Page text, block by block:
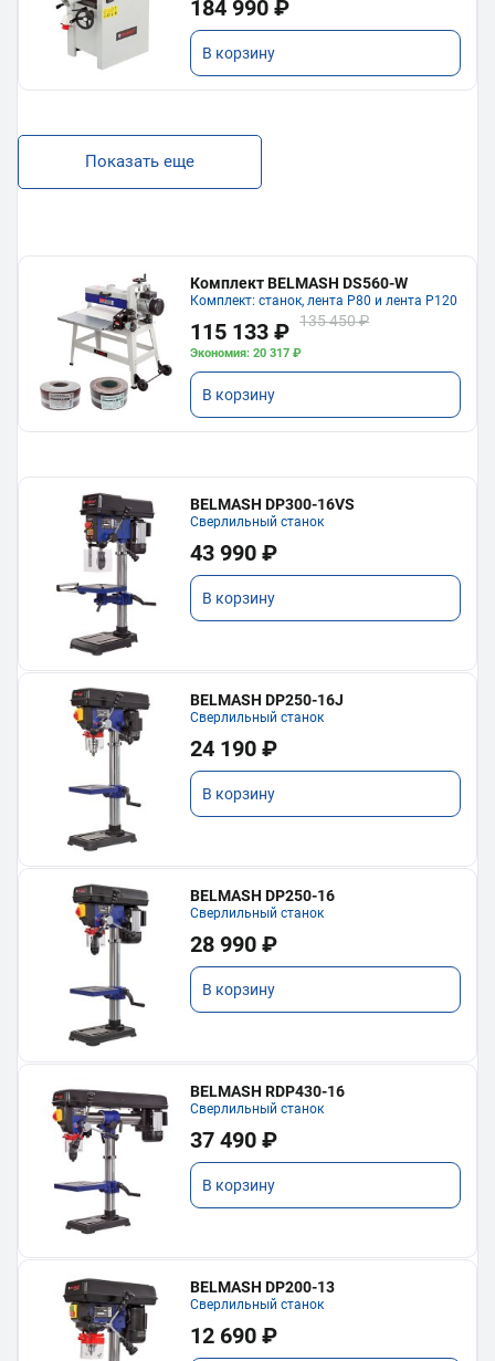
184 990 ₽
В корзину
Показать еще
Комплект BELMASH DS560-W
Комплект: станок, лента P80 и лента P120
115 133 ₽ 135 450 ₽
Экономия: 20 317 ₽
В корзину
BELMASH DP300-16VS
Сверлильный станок
43 990 ₽
В корзину
BELMASH DP250-16J
Сверлильный станок
24 190 ₽
В корзину
BELMASH DP250-16
Сверлильный станок
28 990 ₽
В корзину
BELMASH RDP430-16
Сверлильный станок
37 490 ₽
В корзину
BELMASH DP200-13
Сверлильный станок
12 690 ₽